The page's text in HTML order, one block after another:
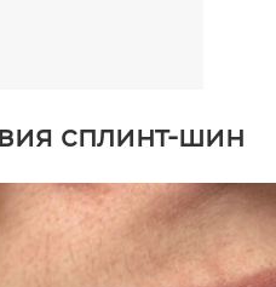
сплинт-шин